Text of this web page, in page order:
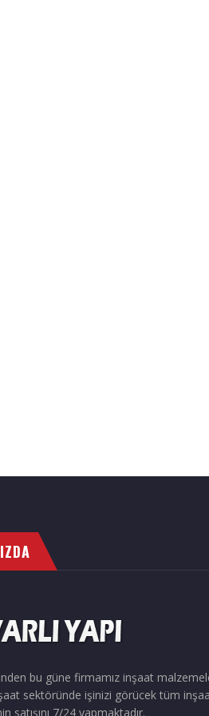
bu güne firmamız inşaat
sektöründe işinizi görücek tüm
satışını 7/24 yapmaktadır.